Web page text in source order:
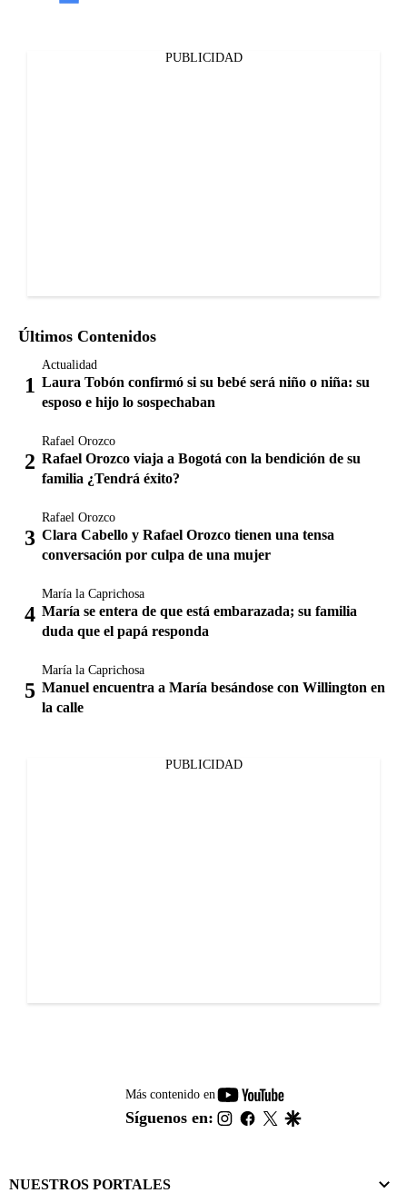
PUBLICIDAD
Últimos Contenidos
Actualidad
Laura Tobón confirmó si su bebé será niño o niña: su
esposo e hijo lo sospechaban
Rafael Orozco
Rafael Orozco viaja a Bogotá con la bendición de su
familia ¿Tendrá éxito?
Rafael Orozco
Clara Cabello y Rafael Orozco tienen una tensa
conversación por culpa de una mujer
María la Caprichosa
María se entera de que está embarazada; su familia
duda que el papá responda
María la Caprichosa
Manuel encuentra a María besándose con Willington en
la calle
PUBLICIDAD
Más contenido en
youtube-
footer
Síguenos en: instagram
facebook
twitter
NUESTROS PORTALES